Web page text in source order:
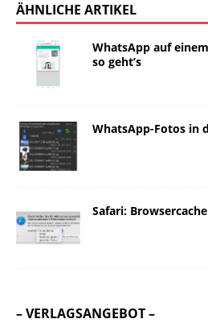
ÄHNLICHE ARTIKEL
WhatsApp auf
so geht’s
WhatsApp-Fotos in
Safari:
– VERLAGSANGEBOT –